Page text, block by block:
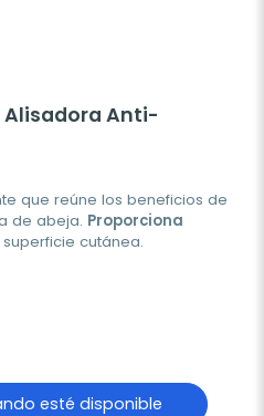
Alisadora Anti-
que reúne los beneficios de
de abeja. Proporciona
cutánea.
esté disponible